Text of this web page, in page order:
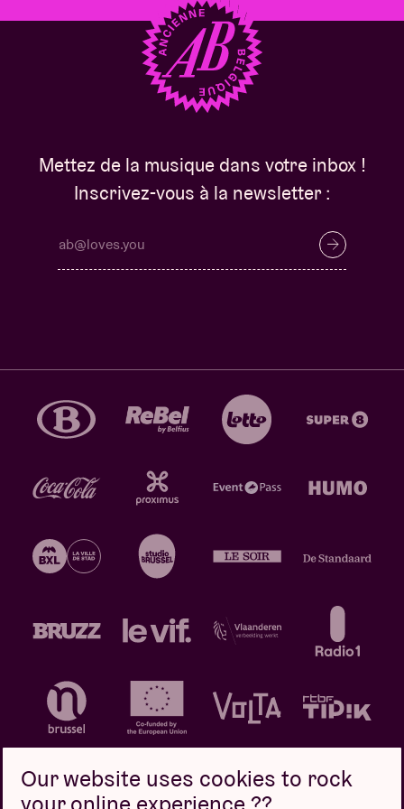
Mettez de la musique dans votre inbox !
Inscrivez-vous à la newsletter :
Our website uses cookies to rock